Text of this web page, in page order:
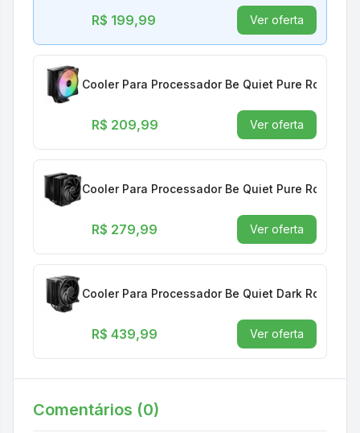
R$ 199,99 Ver oferta
Cooler Para Processador Be Quiet Pure Rock 3
R$ 209,99 Ver oferta
Cooler Para Processador Be Quiet Pure Rock
R$ 279,99 Ver oferta
Cooler Para Processador Be Quiet Dark Rock 5,
R$ 439,99 Ver oferta
Comentários (0)